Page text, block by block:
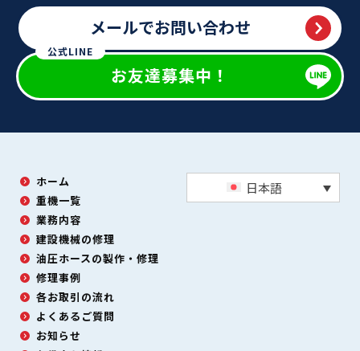
メールでお問い合わせ
公式LINE
お友達募集中！
ホーム
重機一覧
業務内容
建設機械の修理
油圧ホースの製作・修理
修理事例
各お取引の流れ
よくあるご質問
お知らせ
日本語